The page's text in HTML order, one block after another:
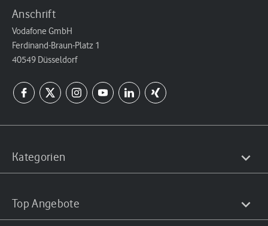
Anschrift
Vodafone GmbH
Ferdinand-Braun-Platz 1
40549 Düsseldorf
Kategorien
Top Angebote